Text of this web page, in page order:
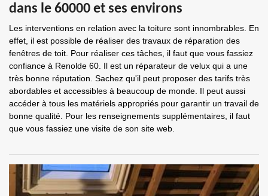
dans le 60000 et ses environs
Les interventions en relation avec la toiture sont innombrables. En
effet, il est possible de réaliser des travaux de réparation des
fenêtres de toit. Pour réaliser ces tâches, il faut que vous fassiez
confiance à Renolde 60. Il est un réparateur de velux qui a une
très bonne réputation. Sachez qu'il peut proposer des tarifs très
abordables et accessibles à beaucoup de monde. Il peut aussi
accéder à tous les matériels appropriés pour garantir un travail de
bonne qualité. Pour les renseignements supplémentaires, il faut
que vous fassiez une visite de son site web.